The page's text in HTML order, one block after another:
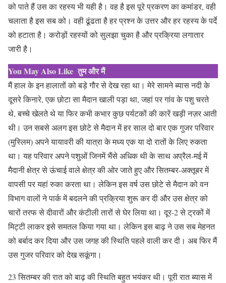
को पाते हैं उस का रहस्य भी यही है। वह है इस पूरे प्रकरण का कमांडर, वही
चलाता है इस सब को। वही ढूंढता है हर प्रश्न के उत्तर और हर रहस्य के पर्दे
को हटाता है। करोड़ों रहस्यों को सुलझा चुका है और प्रक्रिया लगातार
जारी है।
You May Also Like तुम और मैं
मैं हाल के इन हालातों को बड़े गौर से देख रहा था। मेरे सामने ब्यास नदी के
दूसरे किनारे, एक छोटा सा मैदान खाली पड़ा था, जहां पर गांव के पशु चरते
थे, बच्चे खेलते थे या फिर कभी कभार कुछ पर्यटकों की कारें खड़ी नज़र आती
थी। उन सबसे अलग इस छोटे से मैदान में हर साल दो बार एक गुजर परिवार
(मुस्लिम) अपने यायावरी की यात्रा के मध्य एक या दो रातों के लिए रुकता
था। यह परिवार अपने पशुओं जिनमें भैंसे अधिक थी के साथ अप्रैल-मई में
मैदानी क्षेत्र से ऊंचाई वाले क्षेत्र की ओर जाते हुए और सितम्बर-अक्तूबर में
वापसी पर यहां रुका करता था। लेकिन इस वर्ष उस छोटे से मैदान को वन
विभाग वालों ने पार्क में बदलने की प्रक्रिया शुरू कर दी और उस क्षेत्र को
चारों तरफ से दीवारों और कंटीली तारों से घेर लिया था। दूर-2 से ट्रकों में
मिट्टी लाकर इसे समतल किया गया था। लेकिन इस बाढ़ ने उस सब मेहनत
को बर्बाद कर दिया और उस जगह की स्थिति पहले वाली कर दी। अब फिर मैं
उस गुजर परिवार को देख सकूंगा।
23 सितम्बर की रात को बाढ़ की स्थिति बहुत भयंकर थी। पूरी रात ब्यास में